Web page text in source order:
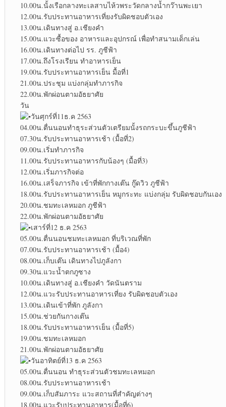
10.00น.นั้งเรือกลางทะเลสาบไห้วพระวัดกลางน้ำกว๊านพะเยา
12.00น.รับประทานอาหารเที่ยงรับผิดชอบตัวเอง
13.00น.เดินทางสู่ อ.เชียงคำ
15.00น.แวะซื้อของ อาหารและอุปกรณ์ เพื่อทำสนามเด็กเล่น
16.00น.เดินทางต่อไป รร. ภูชีฟ้า
17.00น.ถึงโรงเรียน ทำอาหารเย็น
19.00น.รับประทานอาหารเย็น มื้อที่1
21.00น.ประชุม แบ่งกลุ่มทำภารกิจ
22.00น.พักผ่อนตามอัธยาศัย
วัน
วันศุกร์ที่11ธ.ค 2563
04.00น.ตื่นนอนทำธุระส่วนตัวเตรียมนั้งรถกระบะขึ้นภูชีฟ้า
07.30น.รับประทานอาหารเช้า (มื้อที่2)
09.00น.เริ่มทำภารกิจ
11.00น.รับประทานอาหารกับน้องๆ (มื้อที่3)
12.00น.เริ่มภารกิจต่อ
16.00น.เสร็จภารกิจ เข้าที่พักกางเต๊น กู๊ดวิว ภูชีฟ้า
18.00น.รับประทานอาหารเย็น หมูกระทะ แบ่งกลุ่ม รับผิดชอบกันเอง
20.00น.ชมทะเลหมอก ภูชีฟ้า
22.00น.พักผ่อนตามอัธยาศัย
เสาร์ที่12 ธ.ค 2563
05.00น.ตื่นนอนชมทะเลหมอก ที่บริเวณที่พัก
07.00น.รับประทานอาหารเช้า (มื้อ4)
08.00น.เก็บเต๊น เดินทางไปภูลังกา
09.30น.แวะน้ำตกภูซาง
10.00น.เดินทางสู่ อ.เชียงคำ วัดนันตราม
12.00น.แวะรับประทานอาหารเที่ยง รับผิดชอบตัวเอง
13.00น.เดินเข้าที่พัก ภูลังกา
15.00น.ช่วยกันกางเต๊น
18.00น.รับประทานอาหารเย็น (มื้อที่5)
19.00น.ชมทะเลหมอก
21.00น.พักผ่อนตามอัธยาศัย
วันอาทิตย์ที่13 ธ.ค 2563
05.00น.ตื่นนอน ทำธุระส่วนตัวชมทะเลหมอก
08.00น.รับประทานอาหารเช้า
09.00น.เก็บสัมภาระ แวะสถานที่สำคัญต่างๆ
18.00น.แวะรับประทานอาหาร(มื้อที่6)